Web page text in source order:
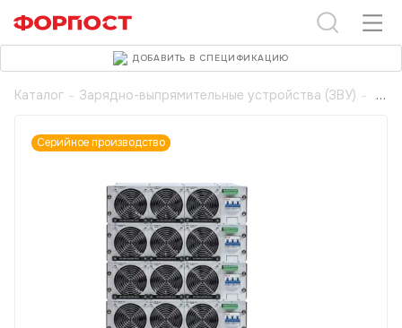
Каталог - Зарядно-выпрямительные устройства (ЗВУ) -
Серийное производство
ДОБАВИТЬ В СПЕЦИФИКАЦИЮ